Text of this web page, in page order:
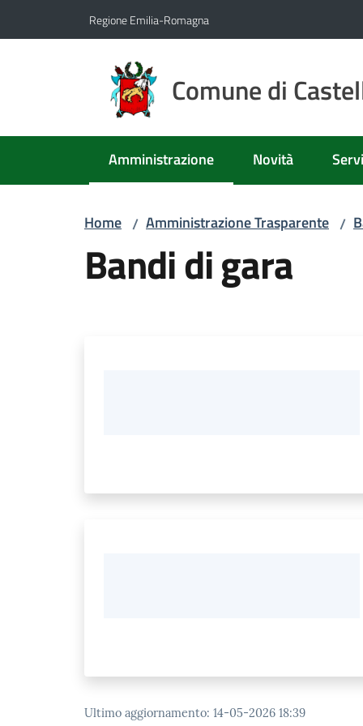
Regione Emilia-Romagna
Comune di
Amministrazione
Menu selezionato Novità
Home / Amministrazione Trasparente /
Bandi di gara
Ultimo aggiornamento: 14-05-2026 18:39